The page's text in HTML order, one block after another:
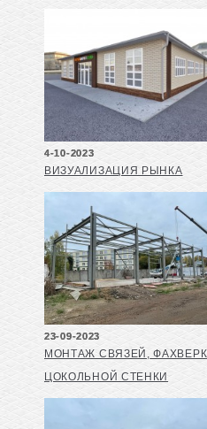
4-10-2023
ВИЗУАЛИЗАЦИЯ РЫНКА
23-09-2023
МОНТАЖ СВЯЗЕЙ,
ЦОКОЛЬНОЙ СТЕНКИ